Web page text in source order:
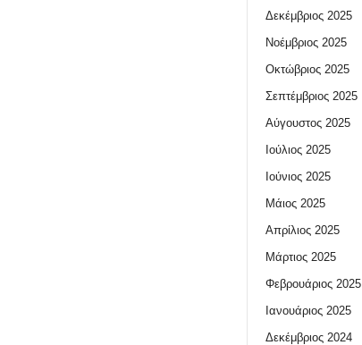
Δεκέμβριος 2025
Νοέμβριος 2025
Οκτώβριος 2025
Σεπτέμβριος 2025
Αύγουστος 2025
Ιούλιος 2025
Ιούνιος 2025
Μάιος 2025
Απρίλιος 2025
Μάρτιος 2025
Φεβρουάριος 2025
Ιανουάριος 2025
Δεκέμβριος 2024